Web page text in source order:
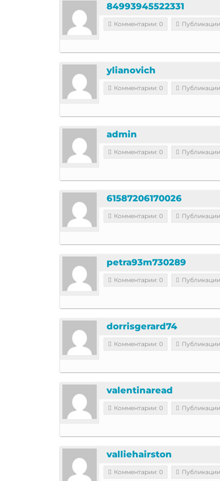
84993945522331
Комментарии: 0
ylianovich
Комментарии: 0
admin
Комментарии: 0
61587206170026
Комментарии: 0
petra93m730289
Комментарии: 0
dorrisgerard74
Комментарии: 0
valentinaread
Комментарии: 0
valliehairston
Комментарии: 0